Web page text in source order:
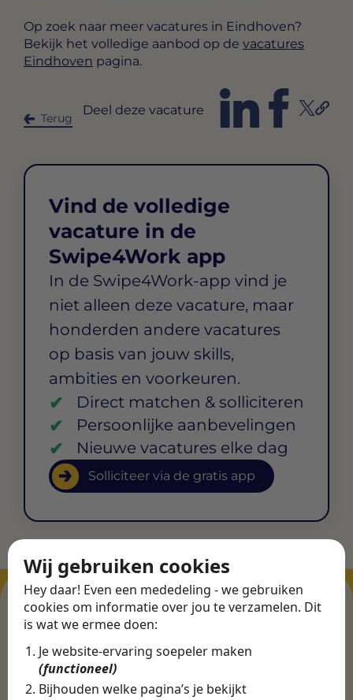
Wij gebruiken cookies
Hey daar! Even een mededeling - we gebruiken
cookies om informatie over jou te verzamelen. Dit
is wat we ermee doen:
Je website-ervaring soepeler maken
(functioneel)
Bijhouden welke pagina’s je bekijkt
Op zoek naar meer vacatures in Eindhoven?
Bekijk het volledige aanbod op de vacatures
Eindhoven pagina.
Terug
Deel deze vacature
Vind de volledige
vacature in de
Swipe4Work app
In de Swipe4Work-app vind je
niet alleen deze vacature, maar
honderden andere vacatures
op basis van jouw skills,
ambities en voorkeuren.
Direct matchen & solliciteren
Persoonlijke aanbevelingen
Nieuwe vacatures elke dag
Solliciteer via de gratis app
Martijn vond een
nieuwe baan bij